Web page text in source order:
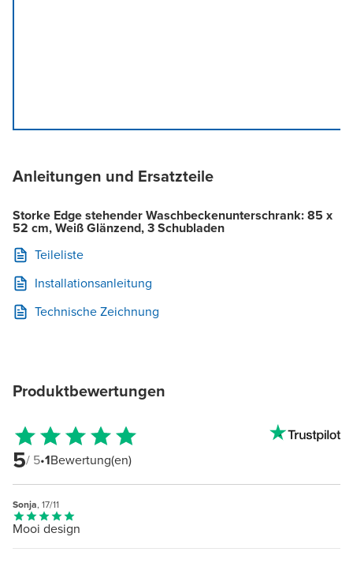
Anleitungen und Ersatzteile
Storke Edge stehender Waschbeckenunterschrank: 85 x
52 cm, Weiß Glänzend, 3 Schubladen
Teileliste
Installationsanleitung
Technische Zeichnung
Produktbewertungen
5/ 5•1Bewertung(en)
Sonja, 17/11
Mooi design